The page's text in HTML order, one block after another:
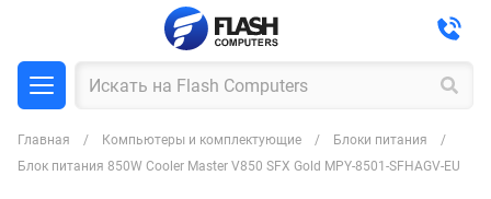
Главная Компьютеры и комплектующие
Блоки питания
Блок питания 850W Cooler Master V850 SFX Gold MPY-8501-SFHAGV-EU